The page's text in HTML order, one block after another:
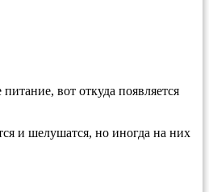
вот откуда появляется
и шелушатся, но иногда на них